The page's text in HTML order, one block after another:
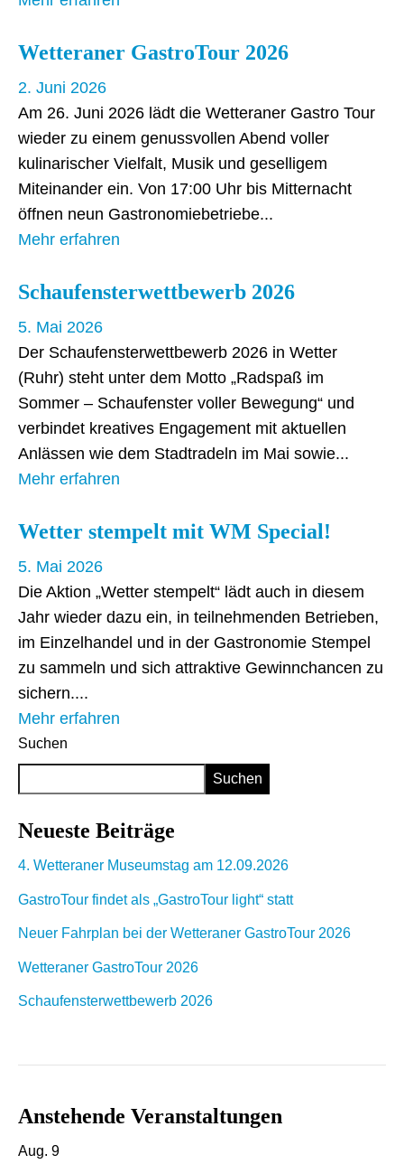
Wetteraner GastroTour 2026
2. Juni 2026
Am 26. Juni 2026 lädt die Wetteraner Gastro Tour
wieder zu einem genussvollen Abend voller
kulinarischer Vielfalt, Musik und geselligem
Miteinander ein. Von 17:00 Uhr bis Mitternacht
öffnen neun Gastronomiebetriebe
Mehr erfahren
Schaufensterwettbewerb 2026
5. Mai 2026
Der Schaufensterwettbewerb 2026 in Wetter
(Ruhr) steht unter dem Motto „Radspaß im
Sommer – Schaufenster voller Bewegung“ und
verbindet kreatives Engagement mit aktuellen
Anlässen wie dem Stadtradeln im Mai sowie
Mehr erfahren
Wetter stempelt mit WM Special!
5. Mai 2026
Die Aktion „Wetter stempelt“ lädt auch in diesem
Jahr wieder dazu ein, in teilnehmenden Betrieben,
im Einzelhandel und in der Gastronomie Stempel
zu sammeln und sich attraktive Gewinnchancen zu
sichern.
Mehr erfahren
Suchen
Suchen
Neueste Beiträge
4. Wetteraner Museumstag am 12.09.2026
GastroTour findet als „GastroTour light“ statt
Neuer Fahrplan bei der Wetteraner GastroTour 2026
Wetteraner GastroTour 2026
Schaufensterwettbewerb 2026
Anstehende Veranstaltungen
Aug. 9